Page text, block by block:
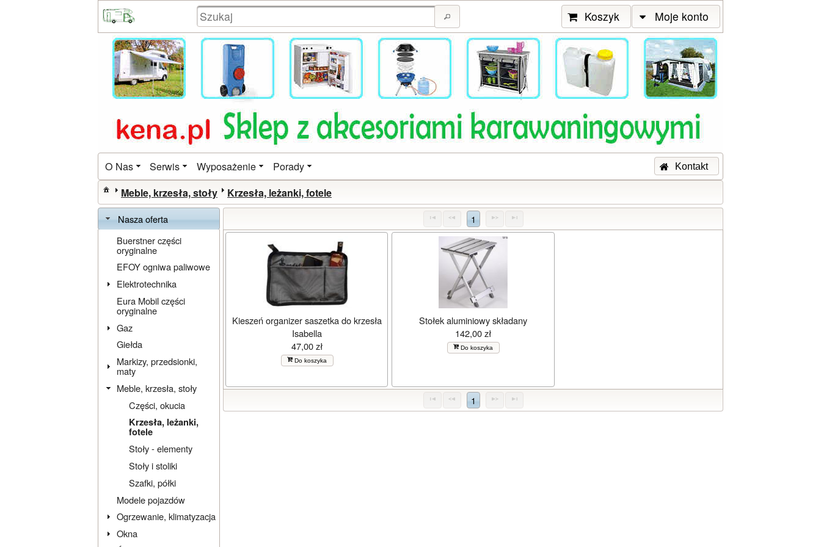
Koszyk Moje konto
O Nas Serwis Wyposażenie Porady Kontakt
Meble, krzesła, stoły Krzesła, leżanki, fotele
Nasza oferta
Buerstner części
oryginalne
EFOY ogniwa paliwowe
Elektrotechnika
Eura Mobil części
oryginalne
Gaz
Giełda
Markizy, przedsionki,
maty
Meble, krzesła, stoły
Części, okucia
Krzesła, leżanki,
fotele
Stoły - elementy
Stoły i stoliki
Szafki, półki
Modele pojazdów
Ogrzewanie, klimatyzacja
Okna
1
Kieszeń organizer saszetka do krzesła
Isabella
47,00 zł
Do koszyka
Stołek aluminiowy składany
142,00 zł
Do koszyka
1